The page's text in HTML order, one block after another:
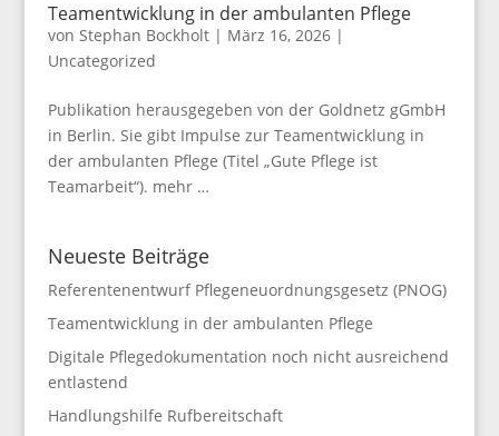
Teamentwicklung in der ambulanten Pflege
von Stephan Bockholt| März 16, 2026|
Uncategorized
Publikation herausgegeben von der Goldnetz gGmbH
in Berlin. Sie gibt Impulse zur Teamentwicklung in
der ambulanten Pflege (Titel „Gute Pflege ist
Teamarbeit“). mehr …
Neueste Beiträge
Referentenentwurf Pflegeneuordnungsgesetz (PNOG)
Teamentwicklung in der ambulanten Pflege
Digitale Pflegedokumentation noch nicht ausreichend
entlastend
Handlungshilfe Rufbereitschaft